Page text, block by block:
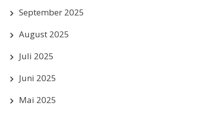
September 2025
August 2025
Juli 2025
Juni 2025
Mai 2025